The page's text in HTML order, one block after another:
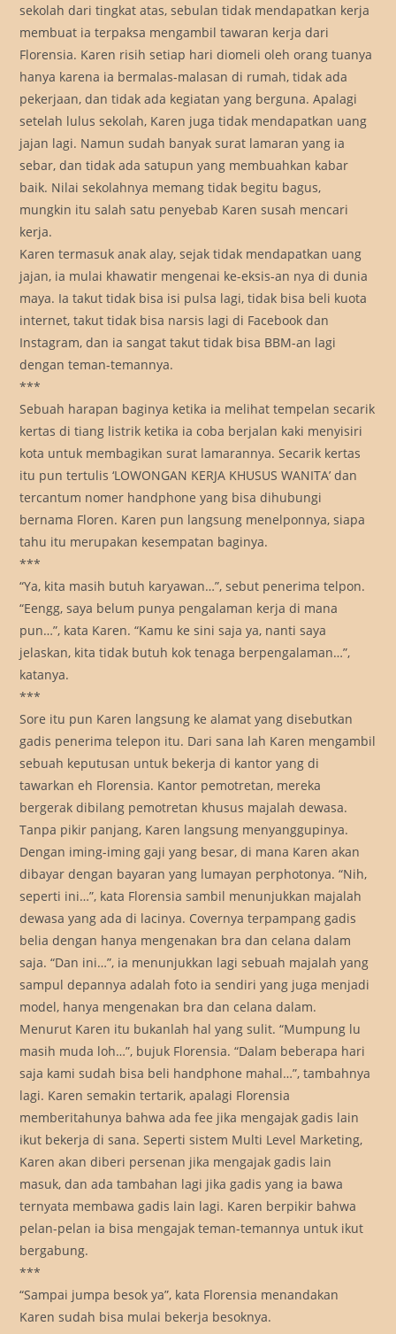
sekolah dari tingkat atas, sebulan tidak mendapatkan kerja
membuat ia terpaksa mengambil tawaran kerja dari
Florensia. Karen risih setiap hari diomeli oleh orang tuanya
hanya karena ia bermalas-malasan di rumah, tidak ada
pekerjaan, dan tidak ada kegiatan yang berguna. Apalagi
setelah lulus sekolah, Karen juga tidak mendapatkan uang
jajan lagi. Namun sudah banyak surat lamaran yang ia
sebar, dan tidak ada satupun yang membuahkan kabar
baik. Nilai sekolahnya memang tidak begitu bagus,
mungkin itu salah satu penyebab Karen susah mencari
kerja.
Karen termasuk anak alay, sejak tidak mendapatkan uang
jajan, ia mulai khawatir mengenai ke-eksis-an nya di dunia
maya. Ia takut tidak bisa isi pulsa lagi, tidak bisa beli kuota
internet, takut tidak bisa narsis lagi di Facebook dan
Instagram, dan ia sangat takut tidak bisa BBM-an lagi
dengan teman-temannya.
***
Sebuah harapan baginya ketika ia melihat tempelan secarik
kertas di tiang listrik ketika ia coba berjalan kaki menyisiri
kota untuk membagikan surat lamarannya. Secarik kertas
itu pun tertulis ‘LOWONGAN KERJA KHUSUS WANITA’ dan
tercantum nomer handphone yang bisa dihubungi
bernama Floren. Karen pun langsung menelponnya, siapa
tahu itu merupakan kesempatan baginya.
***
“Ya, kita masih butuh karyawan…”, sebut penerima telpon.
“Eengg, saya belum punya pengalaman kerja di mana
pun…”, kata Karen. “Kamu ke sini saja ya, nanti saya
jelaskan, kita tidak butuh kok tenaga berpengalaman…”,
katanya.
***
Sore itu pun Karen langsung ke alamat yang disebutkan
gadis penerima telepon itu. Dari sana lah Karen mengambil
sebuah keputusan untuk bekerja di kantor yang di
tawarkan eh Florensia. Kantor pemotretan, mereka
bergerak dibilang pemotretan khusus majalah dewasa.
Tanpa pikir panjang, Karen langsung menyanggupinya.
Dengan iming-iming gaji yang besar, di mana Karen akan
dibayar dengan bayaran yang lumayan perphotonya. “Nih,
seperti ini…”, kata Florensia sambil menunjukkan majalah
dewasa yang ada di lacinya. Covernya terpampang gadis
belia dengan hanya mengenakan bra dan celana dalam
saja. “Dan ini…”, ia menunjukkan lagi sebuah majalah yang
sampul depannya adalah foto ia sendiri yang juga menjadi
model, hanya mengenakan bra dan celana dalam.
Menurut Karen itu bukanlah hal yang sulit. “Mumpung lu
masih muda loh…”, bujuk Florensia. “Dalam beberapa hari
saja kami sudah bisa beli handphone mahal…”, tambahnya
lagi. Karen semakin tertarik, apalagi Florensia
memberitahunya bahwa ada fee jika mengajak gadis lain
ikut bekerja di sana. Seperti sistem Multi Level Marketing,
Karen akan diberi persenan jika mengajak gadis lain
masuk, dan ada tambahan lagi jika gadis yang ia bawa
ternyata membawa gadis lain lagi. Karen berpikir bahwa
pelan-pelan ia bisa mengajak teman-temannya untuk ikut
bergabung.
***
“Sampai jumpa besok ya”, kata Florensia menandakan
Karen sudah bisa mulai bekerja besoknya.